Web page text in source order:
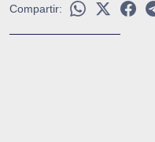
Compartir: